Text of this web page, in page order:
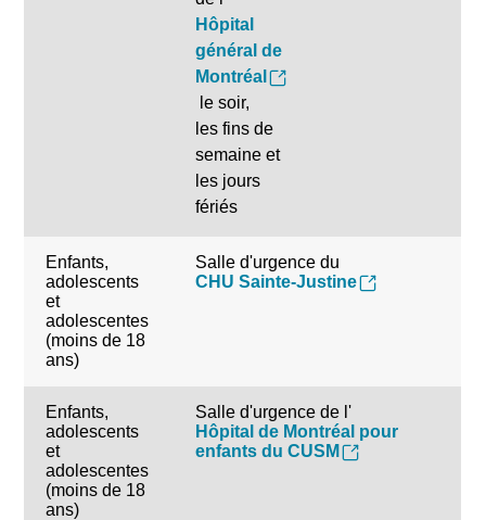
Rechercher
Hôpital
général de
Montréal
le soir,
les fins de
semaine et
les jours
fériés
Enfants,
adolescents
et
adolescentes
(moins de 18
ans)
Salle d'urgence du
CHU Sainte-Justine
Enfants,
adolescents
et
adolescentes
(moins de 18
ans)
Salle d'urgence de l'
Hôpital de Montréal pour
enfants du CUSM